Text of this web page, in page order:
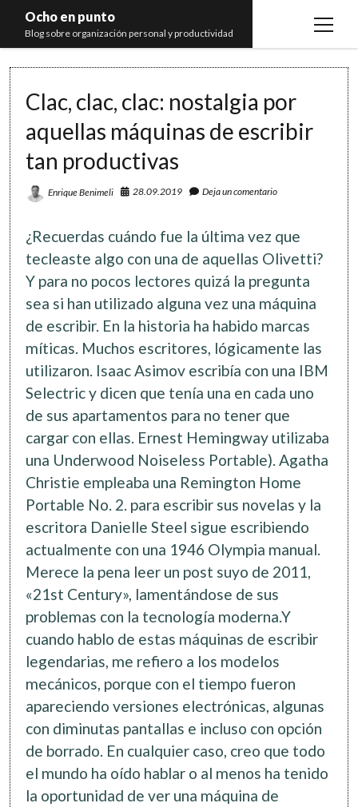
Ocho en punto
Blog sobre organización personal y productividad
open
Libros
Recomendaciones
Clac, clac, clac: nostalgia por
aquellas máquinas de escribir
tan productivas
Enrique Benimeli 28.09.2019 Deja un comentario
¿Recuerdas cuándo fue la última vez que
tecleaste algo con una de aquellas Olivetti?
Y para no pocos lectores quizá la pregunta
sea si han utilizado alguna vez una máquina
de escribir. En la historia ha habido marcas
míticas. Muchos escritores, lógicamente las
utilizaron. Isaac Asimov escribía con una IBM
Selectric y dicen que tenía una en cada uno
de sus apartamentos para no tener que
cargar con ellas. Ernest Hemingway utilizaba
una Underwood Noiseless Portable). Agatha
Christie empleaba una Remington Home
Portable No. 2. para escribir sus novelas y la
escritora Danielle Steel sigue escribiendo
actualmente con una 1946 Olympia manual.
Merece la pena leer un post suyo de 2011,
«21st Century», lamentándose de sus
problemas con la tecnología moderna.Y
cuando hablo de estas máquinas de escribir
legendarias, me refiero a los modelos
mecánicos, porque con el tiempo fueron
apareciendo versiones electrónicas, algunas
con diminutas pantallas e incluso con opción
de borrado. En cualquier caso, creo que todo
el mundo ha oído hablar o al menos ha tenido
la oportunidad de ver una máquina de